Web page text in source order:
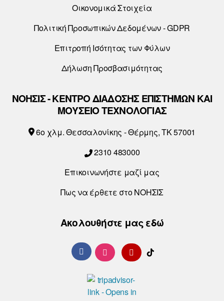
Οικονομικά Στοιχεία
Πολιτική Προσωπικών Δεδομένων - GDPR
Επιτροπή Ισότητας των Φύλων
Δήλωση Προσβασιμότητας
ΝΟΗΣΙΣ - ΚΕΝΤΡΟ ΔΙΑΔΟΣΗΣ ΕΠΙΣΤΗΜΩΝ ΚΑΙ
ΜΟΥΣΕΙΟ ΤΕΧΝΟΛΟΓΙΑΣ
6o χλμ. Θεσσαλονίκης - Θέρμης, ΤΚ 57001
2310 483000
Επικοινωνήστε μαζί μας
Πως να έρθετε στο ΝΟΗΣΙΣ
Ακολουθήστε μας εδώ